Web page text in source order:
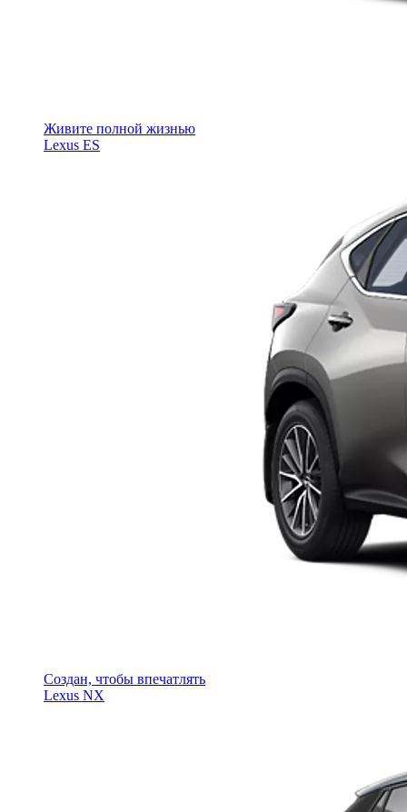
Живите полной жизнью
Lexus ES
Создан, чтобы впечатлять
Lexus NX